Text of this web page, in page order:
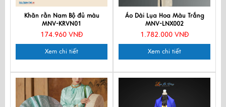
Khăn rằn Nam Bộ đủ màu
MNV-KRVN01
174.960 VNĐ
Xem chi tiết
Áo Dài Lụa Hoa Màu Trắng
MNV-LNX002
1.782.000 VNĐ
Xem chi tiết